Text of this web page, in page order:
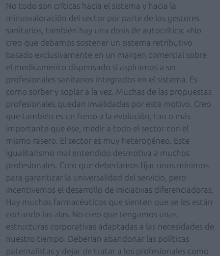
No todo son críticas hacia el sistema y hacia la
minusvaloración del sector por parte de los gestores
sanitarios, también hay una dosis de autocrítica: «No
creo que debamos sostener un sistema retributivo
basado exclusivamente en un margen comercial sobre
el medicamento dispensado si aspiramos a ser
profesionales sanitarios integrados en el sistema. Es
como sorber y soplar a la vez. Muchas de las propuestas
profesionales quedan invalidadas por este motivo. Creo
que también es un freno a la evolución, tan o más
importante que ése, medir a todo el sector con el
mismo rasero. El sector es muy heterogéneo. Este
igualitarismo mal entendido desmotiva a muchos
profesionales. Creo que deberíamos fijar unos mínimos
para garantizar la universalidad del servicio, pero
incentivemos el desarrollo de iniciativas diferenciadoras.
Hay muchos farmacéuticos que sienten que se les están
cortando las alas. No creo que tengamos unas
estructuras corporativas adaptadas a las necesidades de
nuestro tiempo. Deberían abandonar las políticas
paternalistas y dejar de tratar a los profesionales como